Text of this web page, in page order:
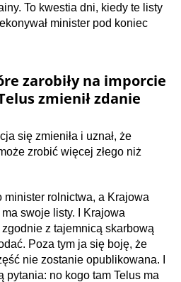
To kwestia dni, kiedy te listy
minister pod koniec
zarobiły na imporcie
zmienił zdanie
się zmieniła i uznał, że
zrobić więcej złego niż
minister rolnictwa, a Krajowa
swoje listy. I Krajowa
z tajemnicą skarbową
Poza tym ja się boję, że
nie zostanie opublikowana. I
pytania: no kogo tam Telus ma